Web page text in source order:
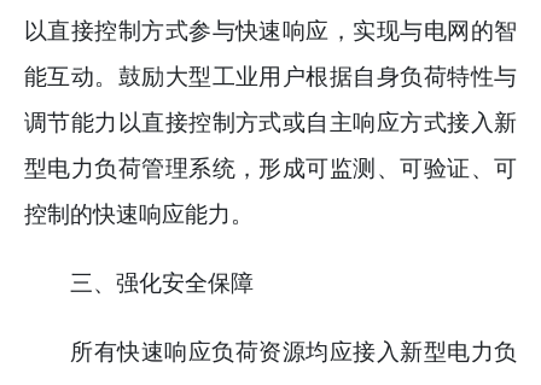
以直接控制方式参与快速响应，实现与电网的智
能互动。鼓励大型工业用户根据自身负荷特性与
调节能力以直接控制方式或自主响应方式接入新
型电力负荷管理系统，形成可监测、可验证、可
控制的快速响应能力。
三、强化安全保障
所有快速响应负荷资源均应接入新型电力负